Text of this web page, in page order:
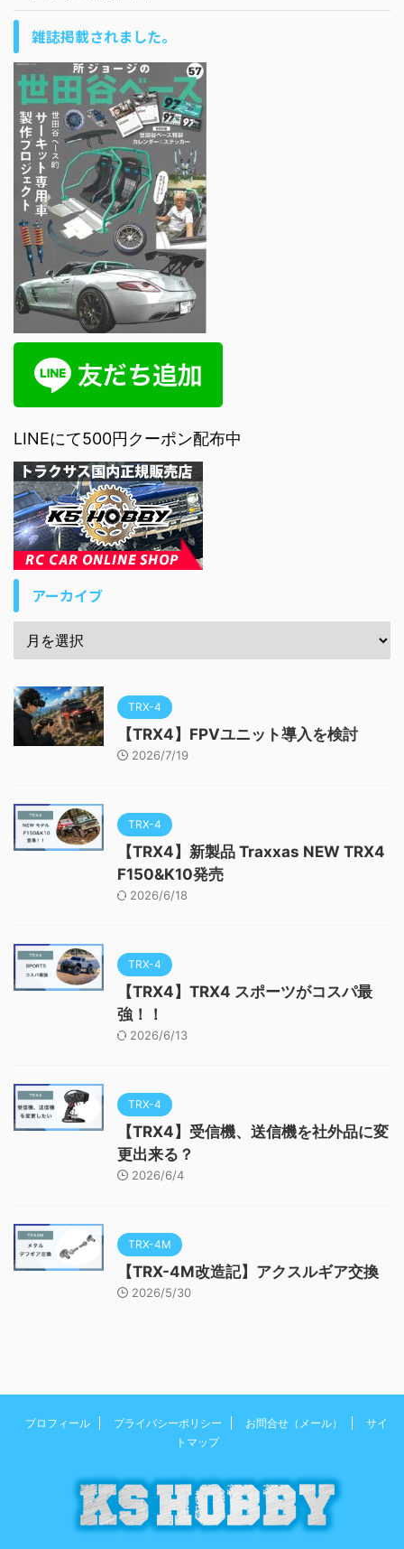
雑誌掲載されました。
LINEにて500円クーポン配布中
アーカイブ
TRX-4
【TRX4】FPVユニット導入を検討
2026/7/19
TRX-4
【TRX4】新製品 Traxxas NEW TRX4
F150&K10発売
2026/6/18
TRX-4
【TRX4】TRX4 スポーツがコスパ最
強！！
2026/6/13
TRX-4
【TRX4】受信機、送信機を社外品に変
更出来る？
2026/6/4
TRX-4M
【TRX-4M改造記】アクスルギア交換
2026/5/30
プロフィール プライバシーポリシー お問合せ（メール）
サイ
トマップ